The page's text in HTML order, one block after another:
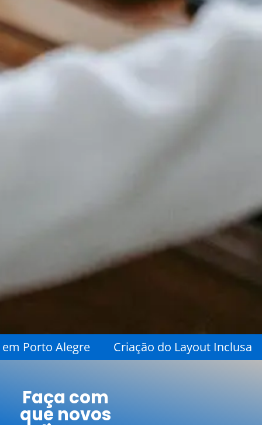
Criação do Layout
Grátis em Porto Alegre
Faça com
que novos